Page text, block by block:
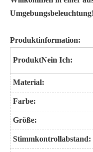
Umgebungsbeleuchtung
Produktinformation:
ProduktNein Ich:
Material:
Farbe:
Größe:
Stimmkontrollabstand: